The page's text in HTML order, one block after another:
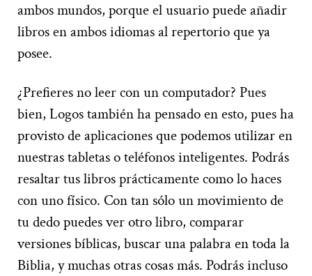
ambos mundos, porque el usuario puede añadir
libros en ambos idiomas al repertorio que ya
posee.
¿Prefieres no leer con un computador? Pues
bien, Logos también ha pensado en esto, pues ha
provisto de aplicaciones que podemos utilizar en
nuestras tabletas o teléfonos inteligentes. Podrás
resaltar tus libros prácticamente como lo haces
con uno físico. Con tan sólo un movimiento de
tu dedo puedes ver otro libro, comparar
versiones bíblicas, buscar una palabra en toda la
Biblia, y muchas otras cosas más. Podrás incluso